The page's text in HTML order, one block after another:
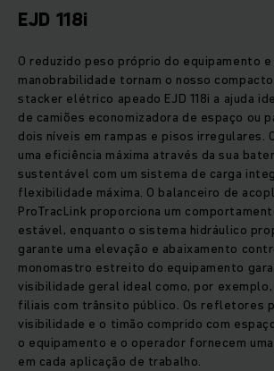
EJD 118i
O reduzido peso próprio do equipamento e
manobrabilidade tornam o nosso
stacker elétrico apeado EJD 118i a ajuda
de camiões economizadora de espaço ou
dois níveis em rampas e pisos irregulares.
uma eficiência máxima através da sua
sustentável com um sistema de carga
flexibilidade máxima. O balanceiro de
ProTracLink proporciona um
estável, enquanto o sistema hidráulico
garante uma elevação e abaixamento
monomastro estreito do equipamento
visibilidade geral ideal como, por
filiais com trânsito público. Os refletores
visibilidade e o timão comprido com
o equipamento e o operador fornecem
em cada aplicação de trabalho.